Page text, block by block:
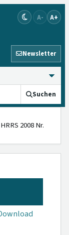
A- A+
Newsletter
Suchen
2008 Nr.